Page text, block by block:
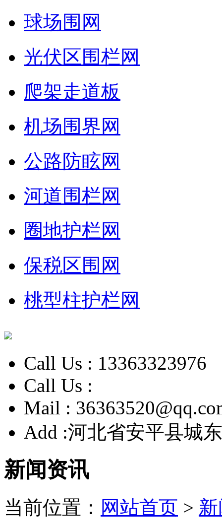
球场围网
光伏区围栏网
爬架走道板
机场围界网
公路防眩网
河道围栏网
圈地护栏网
保税区围网
桃型柱护栏网
Call Us : 13363323976
Call Us :
Mail :
Add :河北省安平县城
新闻资讯
当前位置： 网站首页 >